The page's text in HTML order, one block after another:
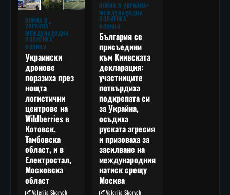
ВОЙНА В
УКРАЙНА
МЕЖДУНАРОДНА
ПОЛИТИКА
НОВИНИ
Украински
дронове
поразиха през
нощта
логистични
центрове на
Wildberries в
Котовск,
Тамбовска
област, и в
Електростал,
Московска
област
Valeriia Skorych
ВОЙНА В УКРАЙНА
МЕЖДУНАРОДНА
ПОЛИТИКА
НОВИНИ
България се
присъедини
към Киивската
декларация:
участниците
потвърдиха
подкрепата си
за Украйна,
осъдиха
руската агресия
и призоваха за
засилване на
международния
натиск срещу
Москва
Valeriia Skorych